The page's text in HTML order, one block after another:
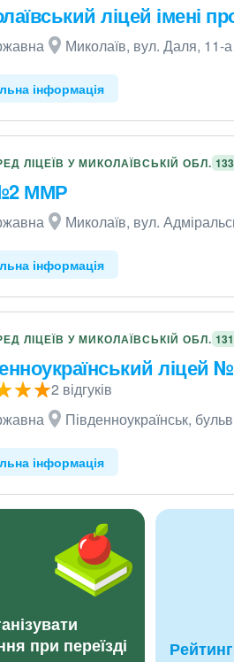
ліцей імені
Миколаїв, вул. Даля, 11-а
інформація
ЛІЦЕЇВ У МИКОЛАЇВСЬКІЙ ОБЛ.
ММР
Миколаїв, вул.
інформація
ЛІЦЕЇВ У МИКОЛАЇВСЬКІЙ ОБЛ.
ліцей
2 відгуків
Південноукраїнськ,
інформація
при переїзді